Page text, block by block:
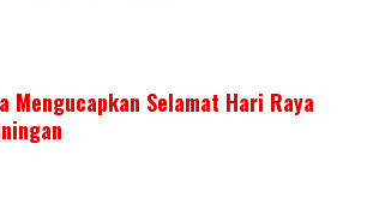
Mengucapkan Selamat Hari Raya